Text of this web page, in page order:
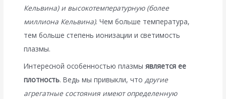
Кельвина) и высокотемпературную (более
миллиона Кельвина). Чем больше температура,
тем больше степень ионизации и светимость
плазмы.
Интересной особенностью плазмыявляется ее
плотность. Ведь мы привыкли, чтодругие
агрегатные состояния имеют определенную